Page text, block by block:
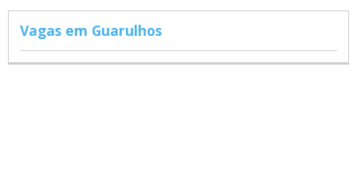
Vagas em Guarulhos